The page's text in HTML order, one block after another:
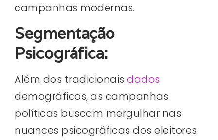
campanhas modernas.
Segmentação
Psicográfica:
Além dos tradicionais dados
demográficos, as campanhas
políticas buscam mergulhar nas
nuances psicográficas dos eleitores.